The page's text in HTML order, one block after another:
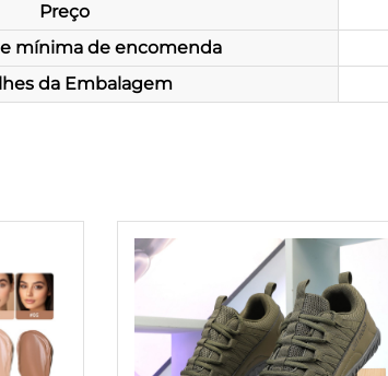
Preço
mínima de encomenda
da Embalagem